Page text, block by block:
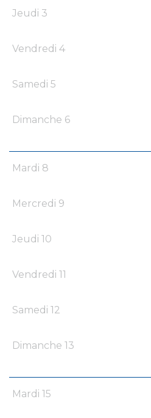
Jeudi 3
Vendredi 4
Samedi 5
Dimanche 6
Mardi 8
Mercredi 9
Jeudi 10
Vendredi 11
Samedi 12
Dimanche 13
Mardi 15